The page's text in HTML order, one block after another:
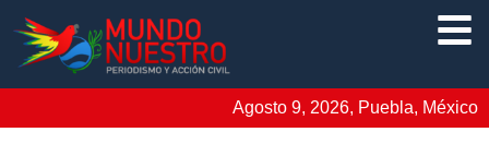
Agosto 9, 2026, Puebla, México